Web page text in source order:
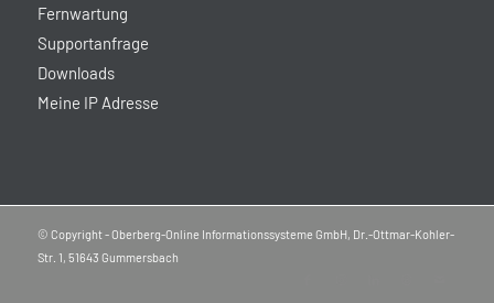
Fernwartung
Supportanfrage
Downloads
Meine IP Adresse
© Copyright - Oberberg-Online Informationssysteme GmbH, Dr.-Ottmar-Kohler-
Str. 1, 51643 Gummersbach